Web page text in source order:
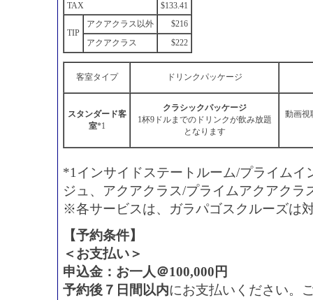
TAX
$133.41
TIP
アクアクラス以外
$216
アクアクラス
$222
客室タイプ ドリンクパッケージ
スタンダード客
室*1
クラシックパッケージ
1杯9ドルまでのドリンクが飲み放題
となります
動画視
*1インサイドステートルーム/プライム
ジュ、アクアクラス/プライムアクアクラ
※各サービスは、ガラパゴスクルーズは
【予約条件】
＜お支払い＞
申込金：お一人＠100,000円
予約後７日間以内にお支払いください。